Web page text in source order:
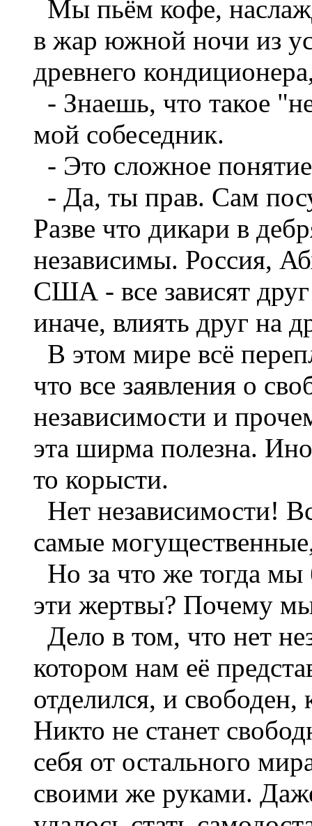
Мы пьём кофе,
в жар южной ночи из
древнего
- Знаешь, что такое
мой собеседник.
- Это сложное
- Да, ты прав. Сам
Разве что дикари в
независимы. Россия,
США - все зависят
иначе, влиять друг на
В этом мире всё
что все заявления о
независимости и
эта ширма полезна.
то корысти.
Нет независимости!
самые
Но за что же тогда мы
эти жертвы? Почему
Дело в том, что нет
котором нам её
отделился, и свободен,
Никто не станет
себя от остального
своими же руками.